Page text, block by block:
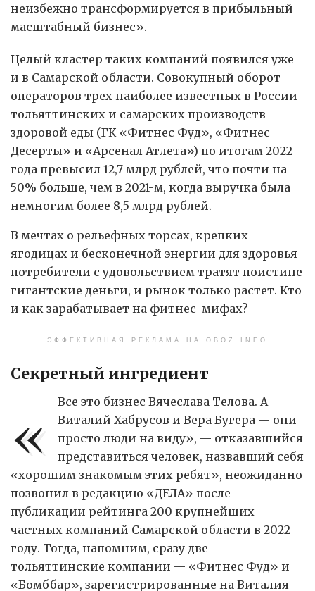
неизбежно трансформируется в прибыльный
масштабный бизнес».
Целый кластер таких компаний появился уже
и в Самарской области. Совокупный оборот
операторов трех наиболее известных в России
тольяттинских и самарских производств
здоровой еды (ГК «Фитнес Фуд», «Фитнес
Десерты» и «Арсенал Атлета») по итогам 2022
года превысил 12,7 млрд рублей, что почти на
50% больше, чем в 2021-м, когда выручка была
немногим более 8,5 млрд рублей.
В мечтах о рельефных торсах, крепких
ягодицах и бесконечной энергии для здоровья
потребители с удовольствием тратят поистине
гигантские деньги, и рынок только растет. Кто
и как зарабатывает на фитнес-мифах?
ЭФФЕКТИВНАЯ РЕКЛАМА НА OBOZ.INFO
Секретный ингредиент
«
Все это бизнес Вячеслава Телова. А
Виталий Хабрусов и Вера Бугера — они
просто люди на виду», — отказавшийся
представиться человек, назвавший себя
«хорошим знакомым этих ребят», не­ожиданно
позвонил в редакцию «ДЕЛА» после
публикации рейтинга 200 крупнейших
частных компаний Самарской области в 2022
году. Тогда, напомним, сразу две
тольяттинские компании — «Фитнес Фуд» и
«Бомббар», зарегистрированные на Виталия